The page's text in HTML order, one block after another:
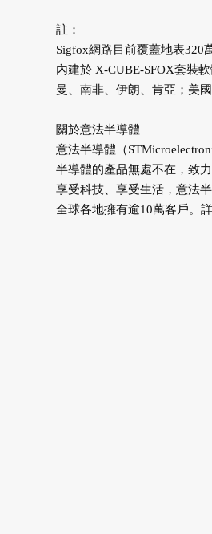
註：
Sigfox網路目前覆蓋地表320
內建於 X-CUBE-SFOX套裝
曼、南非、伊朗、肯亞；美
關於意法半導體
意法半導體（
半導體的產品無處不在，致
享受科技、享受生活，意法
全球各地擁有逾10萬客戶。